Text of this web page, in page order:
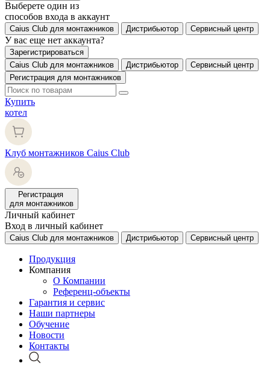
Выберете один из
способов входа в аккаунт
Caius Club для монтажников Дистрибьютор Сервисный центр
У вас еще нет аккаунта?
Зарегистрироваться
Caius Club для монтажников
Дистрибьютор
Сервисный центр
Регистрация для монтажников
Купить
котел
Клуб монтажников Caius Club
Регистрация
для монтажников
Личный кабинет
Вход в личный кабинет
Caius Club для монтажников Дистрибьютор Сервисный центр
Продукция
Компания
О Компании
Референц-объекты
Гарантия и сервис
Наши партнеры
Обучение
Новости
Контакты